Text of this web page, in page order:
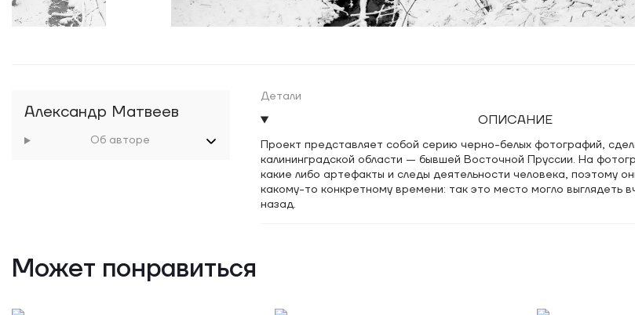
Александр Матвеев
Об авторе
Детали
ОПИСАНИЕ
Проект представляет собой серию черно-белых фотографий,
калининградской области — бывшей Восточной Пруссии. На
какие либо артефакты и следы деятельности человека, поэтому
какому-то конкретному времени: так это место могло выглядеть
назад.
Может понравиться